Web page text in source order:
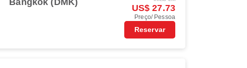
Bangkok (DMK)
US$ 27.73
Preço/ Pessoa
Reservar